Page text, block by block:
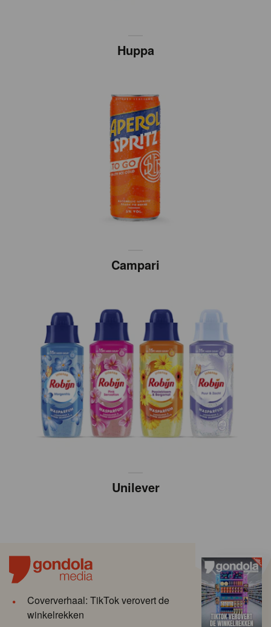
Huppa
Campari
Unilever
Coververhaal: TikTok verovert de
winkelrekken